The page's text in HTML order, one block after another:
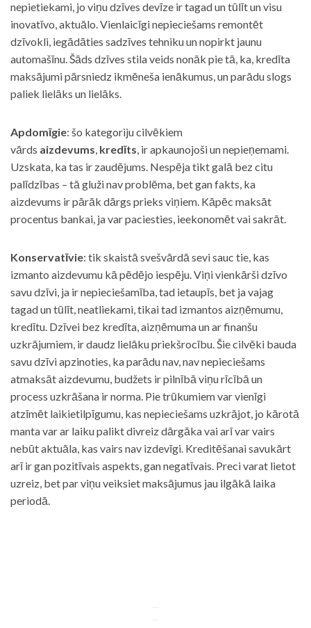
nepietiekami, jo viņu dzīves devīze ir tagad un tūlīt un visu
inovatīvo, aktuālo. Vienlaicīgi nepieciešams remontēt
dzīvokli, iegādāties sadzīves tehniku un nopirkt jaunu
automašīnu. Šāds dzīves stila veids nonāk pie tā, ka, kredīta
maksājumi pārsniedz ikmēneša ienākumus, un parādu slogs
paliek lielāks un lielāks.
Apdomīgie: šo kategoriju cilvēkiem
vārds aizdevums, kredīts, ir apkaunojoši un nepieņemami.
Uzskata, ka tas ir zaudējums. Nespēja tikt galā bez citu
palīdzības – tā gluži nav problēma, bet gan fakts, ka
aizdevums ir pārāk dārgs prieks viņiem. Kāpēc maksāt
procentus bankai, ja var paciesties, ieekonomēt vai sakrāt.
Konservatīvie: tik skaistā svešvārdā sevi sauc tie, kas
izmanto aizdevumu kā pēdējo iespēju. Viņi vienkārši dzīvo
savu dzīvi, ja ir nepieciešamība, tad ietaupīs, bet ja vajag
tagad un tūlīt, neatliekami, tikai tad izmantos aizņēmumu,
kredītu. Dzīvei bez kredīta, aizņēmuma un ar finanšu
uzkrājumiem, ir daudz lielāku priekšrocību. Šie cilvēki bauda
savu dzīvi apzinoties, ka parādu nav, nav nepieciešams
atmaksāt aizdevumu, budžets ir pilnībā viņu rīcībā un
process uzkrāšana ir norma. Pie trūkumiem var vienīgi
atzīmēt laikietilpīgumu, kas nepieciešams uzkrājot, jo kārotā
manta var ar laiku palikt divreiz dārgāka vai arī var vairs
nebūt aktuāla, kas vairs nav izdevīgi. Kreditēšanai savukārt
arī ir gan pozitīvais aspekts, gan negatīvais. Preci varat lietot
uzreiz, bet par viņu veiksiet maksājumus jau ilgākā laika
periodā.